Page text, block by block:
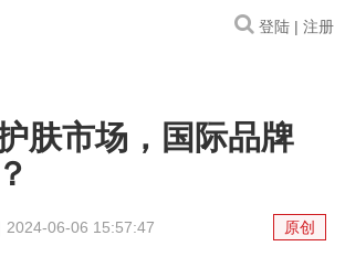
登陆 | 注册
肤市场，国际品牌
2024-06-06 15:57:47 原创